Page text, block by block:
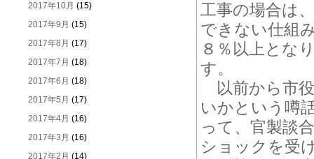
2017年10月 (15)
2017年9月 (15)
2017年8月 (17)
2017年7月 (18)
2017年6月 (18)
2017年5月 (17)
2017年4月 (16)
2017年3月 (16)
2017年2月 (14)
工事の場合は
できない仕組
８％以上とな
す。
以前から市
いかという噂
って、官製談
ショックを受